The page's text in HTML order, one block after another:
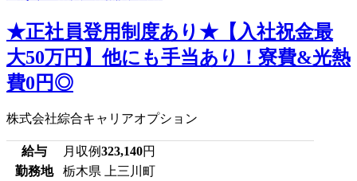
★正社員登用制度あり★【入社祝金最
大50万円】他にも手当あり！寮費&光熱
費0円◎
株式会社綜合キャリアオプション
給与 月収例323,140円
勤務地
栃木県 上三川町